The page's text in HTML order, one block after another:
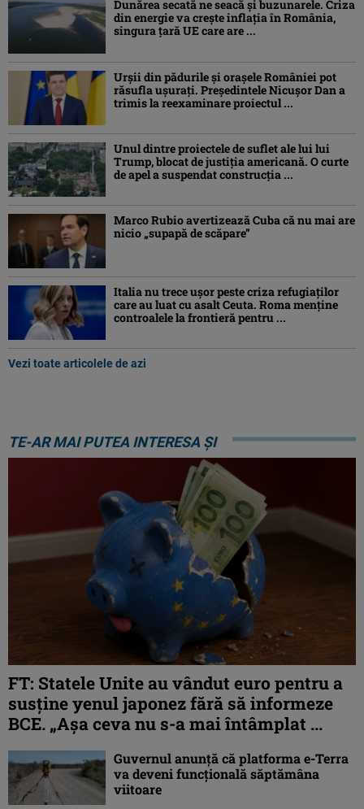
Dunărea secată ne seacă și buzunarele. Criza
din energie va crește inflația în România,
singura țară UE care are ...
Urșii din pădurile și orașele României pot
răsufla ușurați. Președintele Nicușor Dan a
trimis la reexaminare proiectul ...
Unul dintre proiectele de suflet ale lui lui
Trump, blocat de justiția americană. O curte
de apel a suspendat construcția ...
Marco Rubio avertizează Cuba că nu mai are
nicio „supapă de scăpare”
Italia nu trece ușor peste criza refugiaților
care au luat cu asalt Ceuta. Roma menține
controalele la frontieră pentru ...
Vezi toate articolele de azi
TE-AR MAI PUTEA INTERESA ȘI
FT: Statele Unite au vândut euro pentru a
susține yenul japonez fără să informeze
BCE. „Așa ceva nu s-a mai întâmplat ...
Guvernul anunță că platforma e-Terra
va deveni funcţională săptămâna
viitoare